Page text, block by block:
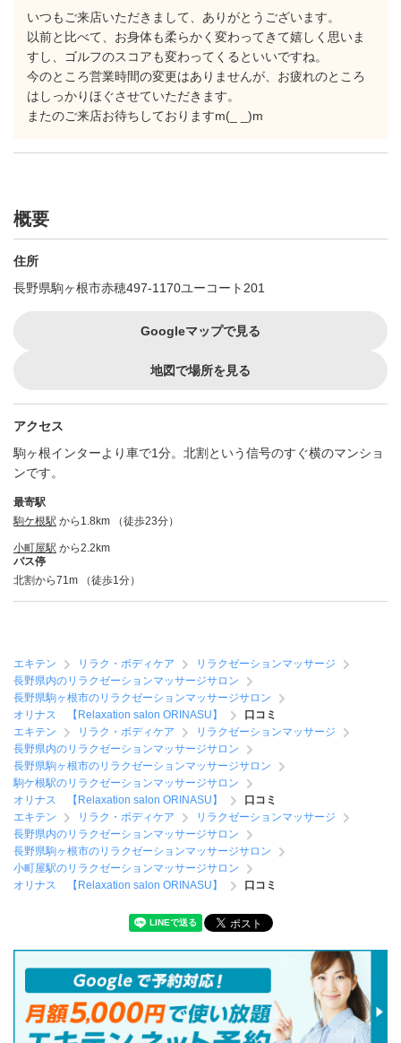
いつもご来店いただきまして、ありがとうございます。
以前と比べて、お身体も柔らかく変わってきて嬉しく思いま
すし、ゴルフのスコアも変わってくるといいですね。
今のところ営業時間の変更はありませんが、お疲れのところ
はしっかりほぐさせていただきます。
またのご来店お待ちしておりますm(_ _)m
概要
住所
長野県駒ヶ根市赤穂497-1170ユーコート201
Googleマップで見る
地図で場所を見る
アクセス
駒ヶ根インターより車で1分。北割という信号のすぐ横のマンショ
ンです。
最寄駅
駒ケ根駅 から1.8km （徒歩23分）
小町屋駅 から2.2km
バス停
北割から71m （徒歩1分）
エキテン リラク・ボディケア
リラクゼーションマッサージ
長野県内のリラクゼーションマッサージサロン
長野県駒ヶ根市のリラクゼーションマッサージサロン
オリナス 【Relaxation salon ORINASU】
口コミ
エキテン
リラク・ボディケア
リラクゼーションマッサージ
長野県内のリラクゼーションマッサージサロン
長野県駒ヶ根市のリラクゼーションマッサージサロン
駒ケ根駅のリラクゼーションマッサージサロン
オリナス 【Relaxation salon ORINASU】
口コミ
エキテン
リラク・ボディケア
リラクゼーションマッサージ
長野県内のリラクゼーションマッサージサロン
長野県駒ヶ根市のリラクゼーションマッサージサロン
小町屋駅のリラクゼーションマッサージサロン
オリナス 【Relaxation salon ORINASU】
口コミ